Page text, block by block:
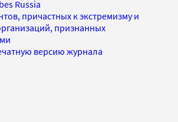
Russia
причастных к экстремизму и
признанных
версию журнала